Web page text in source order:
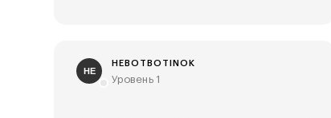
HE
HEBOTBOTINOK
Уровень 1